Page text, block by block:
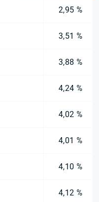
2,95 %
3,51 %
3,88 %
4,24 %
4,02 %
4,01 %
4,10 %
4,12 %